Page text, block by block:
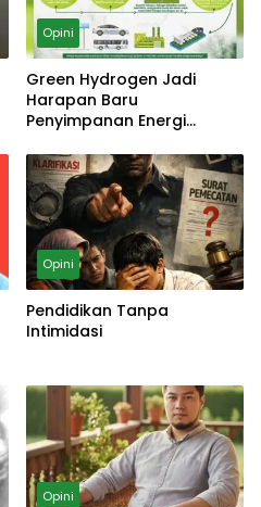
Opini
Green Hydrogen Jadi
Harapan Baru
Penyimpanan Energi
Opini
Pendidikan Tanpa
Intimidasi
Opini